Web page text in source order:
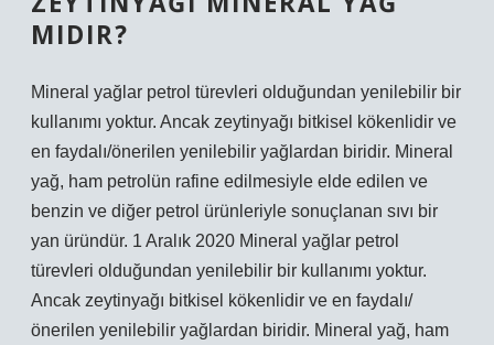
MIDIR?
Mineral yağlar petrol türevleri olduğundan yenilebilir bir
kullanımı yoktur. Ancak zeytinyağı bitkisel kökenlidir ve
en faydalı/önerilen yenilebilir yağlardan biridir. Mineral
yağ, ham petrolün rafine edilmesiyle elde edilen ve
benzin ve diğer petrol ürünleriyle sonuçlanan sıvı bir
yan üründür. 1 Aralık 2020 Mineral yağlar petrol
türevleri olduğundan yenilebilir bir kullanımı yoktur.
Ancak zeytinyağı bitkisel kökenlidir ve en faydalı/
önerilen yenilebilir yağlardan biridir. Mineral yağ, ham